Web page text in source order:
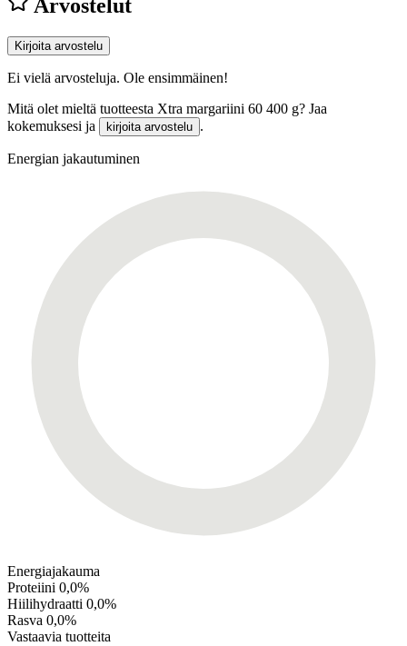
Arvostelut
Kirjoita arvostelu
Ei vielä arvosteluja. Ole ensimmäinen!
Mitä olet mieltä tuotteesta Xtra margariini 60 400 g? Jaa
kokemuksesi ja
kirjoita arvostelu .
Energian jakautuminen
Energiajakauma
Proteiini 0,0%
Hiilihydraatti 0,0%
Rasva 0,0%
Vastaavia tuotteita